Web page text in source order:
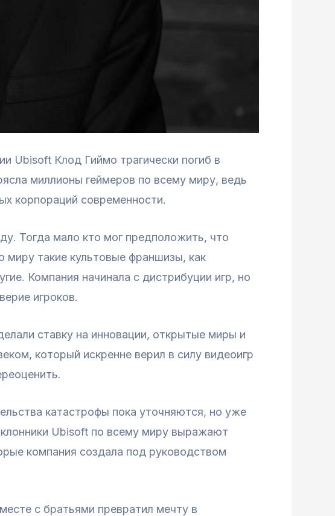
Ubisoft Клод Гиймо трагически погиб в
миллионы геймеров по всему миру, ведь
корпораций современности.
Тогда мало кто мог предположить, что
миру такие культовые франшизы, как
Компания начинала с дистрибуции игр, но
игроков.
ставку на инновации, открытые миры и
который искренне верил в силу видеоигр
катастрофы пока уточняются, но уже
Ubisoft по всему миру выражают
компания создала под руководством
с братьями превратил мечту в